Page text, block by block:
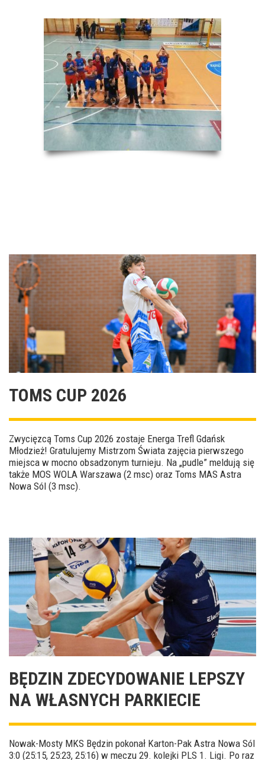
TOMS CUP 2026
Zwycięzcą Toms Cup 2026 zostaje Energa Trefl Gdańsk
Młodzież! Gratulujemy Mistrzom Świata zajęcia pierwszego
miejsca w mocno obsadzonym turnieju. Na „pudle” meldują się
także MOS WOLA Warszawa (2 msc) oraz Toms MAS Astra
Nowa Sól (3 msc).
BĘDZIN ZDECYDOWANIE LEPSZY
NA WŁASNYCH PARKIECIE
Nowak-Mosty MKS Będzin pokonał Karton-Pak Astra Nowa Sól
3:0 (25:15, 25:23, 25:16) w meczu 29. kolejki PLS 1. Ligi. Po raz